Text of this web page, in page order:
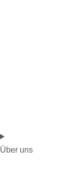
Über uns